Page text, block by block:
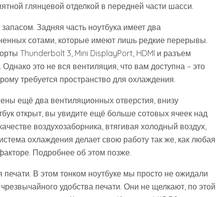
глянцевой отделкой в передней части шасси.
Задняя часть ноутбука имеет два
сотами, которые имеют лишь редкие перерывы.
Thunderbolt 3, Mini DisplayPort, HDMI и разъем
это не вся вентиляция, что вам доступна – это
требуется пространство для охлаждения.
ещё два вентиляционных отверстия, внизу
открыт, вы увидите ещё больше сотовых ячеек над
воздухозаборника, втягивая холодный воздух,
охлаждения делает свою работу так же, как любая
Подробнее об этом позже.
В этом тонком ноутбуке мы просто не ожидали
удобства печати. Они не щелкают, по этой